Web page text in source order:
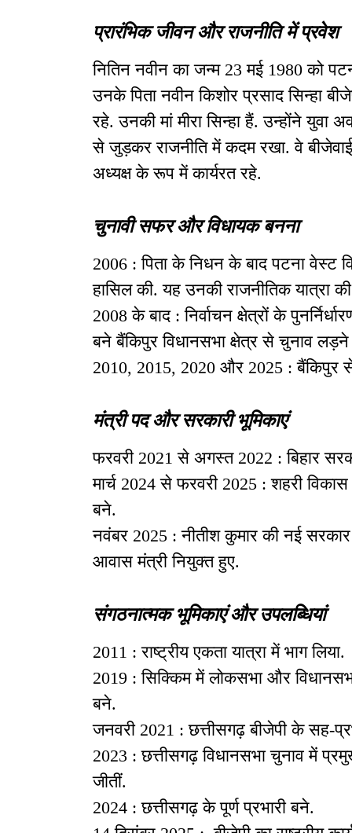
प्रारंभिक जीवन और राजनीति में प्रवेश
नितिन नवीन का जन्म 23 मई 1980 को
उनके पिता नवीन किशोर प्रसाद सिन्हा
रहे. उनकी मां मीरा सिन्हा हैं. उन्होंने युवा
से जुड़कर राजनीति में कदम रखा. वे
अध्यक्ष के रूप में कार्यरत रहे.
चुनावी सफर और विधायक बनना
2006 : पिता के निधन के बाद पटना वेस्ट
हासिल की. यह उनकी राजनीतिक यात्रा
2008 के बाद : निर्वाचन क्षेत्रों के
बने बैंकिपुर विधानसभा क्षेत्र से चुनाव
2010, 2015, 2020 और 2025 : बैंकिपुर से
मंत्री पद और सरकारी भूमिकाएं
फरवरी 2021 से अगस्त 2022 : बिहार
मार्च 2024 से फरवरी 2025 : शहरी
बने.
नवंबर 2025 : नीतीश कुमार की नई
आवास मंत्री नियुक्त हुए.
संगठनात्मक भूमिकाएं और उपलब्धियां
2011 : राष्ट्रीय एकता यात्रा में भाग लिया.
2019 : सिक्किम में लोकसभा और
बने.
जनवरी 2021 : छत्तीसगढ़ बीजेपी के सह-
2023 : छत्तीसगढ़ विधानसभा चुनाव में
जीतीं.
2024 : छत्तीसगढ़ के पूर्ण प्रभारी बने.